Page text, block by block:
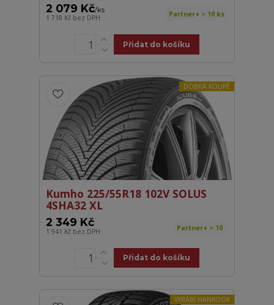
2 079 Kč/ks
1 718 Kč bez DPH Partner+ > 10 ks
Přidat do košíku
DOBRÁ KOUPĚ
Kumho 225/55R18 102V SOLUS
4SHA32 XL
2 349 Kč
1 941 Kč bez DPH Partner+ > 10
Přidat do košíku
VYRÁBÍ HANKOOK